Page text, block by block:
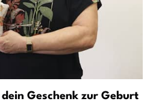
Geschenk zur Geburt